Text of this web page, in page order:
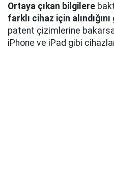
Ortaya çıkan bilgilere
farklı cihaz için
patent çizimlerine
iPhone ve iPad gibi